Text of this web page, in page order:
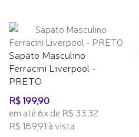
Sapato Masculino
Ferracini Liverpool -
PRETO
R$ 199,90
em até 6x de R$ 33,32
R$ 189,91 à vista